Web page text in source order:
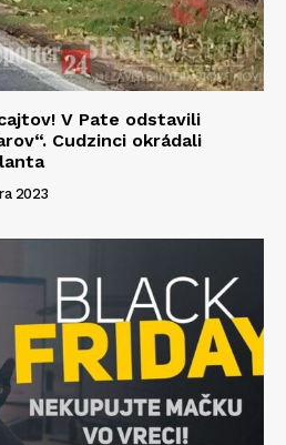
V Pate odstavili
Cudzinci okrádali
2023